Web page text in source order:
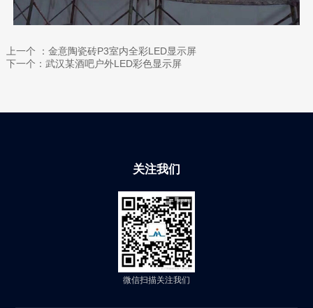
上一个 ：金意陶瓷砖P3室内全彩LED显示屏
下一个：武汉某酒吧户外LED彩色显示屏
关注我们
微信扫描关注我们